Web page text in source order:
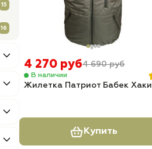
15
16
4 270 руб4 690 руб
В наличии
Жилетка Патриот Бабек Хаки
Купить